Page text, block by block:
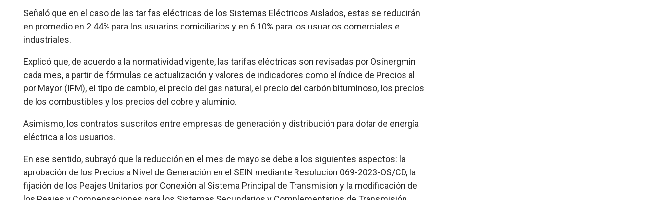
Señaló que en el caso de las tarifas eléctricas de los Sistemas Eléctricos Aislados, estas se reducirán
en promedio en 2.44% para los usuarios domiciliarios y en 6.10% para los usuarios comerciales e
industriales.
Explicó que, de acuerdo a la normatividad vigente, las tarifas eléctricas son revisadas por Osinergmin
cada mes, a partir de fórmulas de actualización y valores de indicadores como el índice de Precios al
por Mayor (IPM), el tipo de cambio, el precio del gas natural, el precio del carbón bituminoso, los precios
de los combustibles y los precios del cobre y aluminio.
Asimismo, los contratos suscritos entre empresas de generación y distribución para dotar de energía
eléctrica a los usuarios.
En ese sentido, subrayó que la reducción en el mes de mayo se debe a los siguientes aspectos: la
aprobación de los Precios a Nivel de Generación en el SEIN mediante Resolución 069-2023-OS/CD, la
fijación de los Peajes Unitarios por Conexión al Sistema Principal de Transmisión y la modificación de